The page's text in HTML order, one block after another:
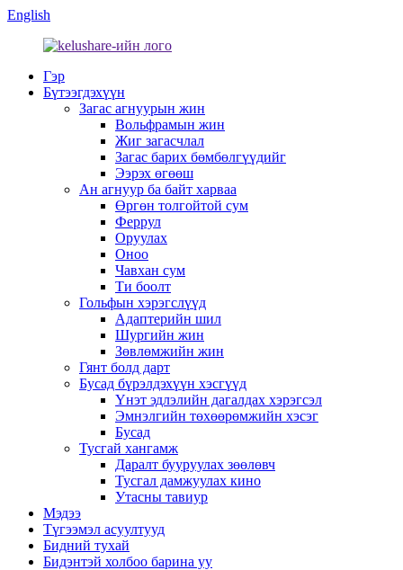
English
Гэр
Бүтээгдэхүүн
Загас агнуурын жин
Вольфрамын жин
Жиг загасчлал
Загас барих бөмбөлгүүдийг
Ээрэх өгөөш
Ан агнуур ба байт харваа
Өргөн толгойтой сум
Феррул
Оруулах
Оноо
Чавхан сум
Ти боолт
Гольфын хэрэгслүүд
Адаптерийн шил
Шургийн жин
Зөвлөмжийн жин
Гянт болд дарт
Бусад бүрэлдэхүүн хэсгүүд
Үнэт эдлэлийн дагалдах хэрэгсэл
Эмнэлгийн төхөөрөмжийн хэсэг
Бусад
Тусгай хангамж
Даралт бууруулах зөөлөвч
Тусгал дамжуулах кино
Утасны тавиур
Мэдээ
Түгээмэл асуултууд
Бидний тухай
Бидэнтэй холбоо барина уу